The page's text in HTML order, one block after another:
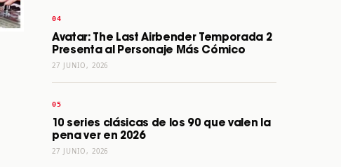
Avatar: The Last Airbender Temporada 2
Presenta al Personaje Más Cómico
27 JUNIO, 2026
10 series clásicas de los 90 que valen la
pena ver en 2026
27 JUNIO, 2026